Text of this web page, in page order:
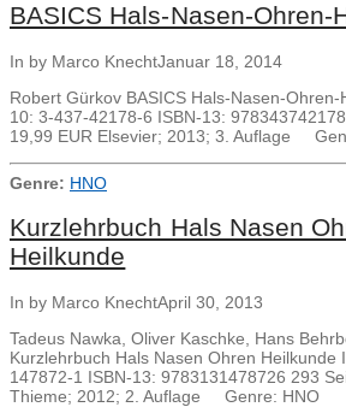
BASICS Hals-Nasen-Ohren-
In by Marco KnechtJanuar 18, 2014
Robert Gürkov BASICS Hals-Nasen-Ohren-
10: 3-437-42178-6 ISBN-13:
19,99 EUR Elsevier; 2013; 3. Auflage
Genre: HNO
Kurzlehrbuch Hals Nasen
Heilkunde
In by Marco KnechtApril 30, 2013
Tadeus Nawka, Oliver Kaschke, Hans
Kurzlehrbuch Hals Nasen Ohren Heilkunde
147872-1 ISBN-13: 9783131478726 293
Thieme; 2012; 2. Auflage Genre: HNO